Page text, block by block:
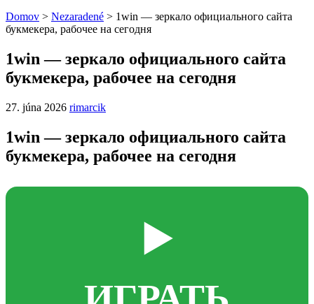
Domov > Nezaradené > 1win — зеркало официального сайта
букмекера, рабочее на сегодня
1win — зеркало официального сайта
букмекера, рабочее на сегодня
27. júna 2026 rimarcik
1win — зеркало официального сайта
букмекера, рабочее на сегодня
▶️